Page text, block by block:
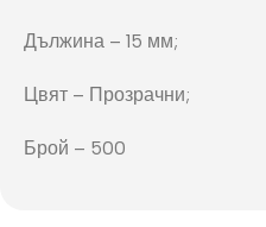
Дължина – 15 мм;
Цвят – Прозрачни;
Брой – 500